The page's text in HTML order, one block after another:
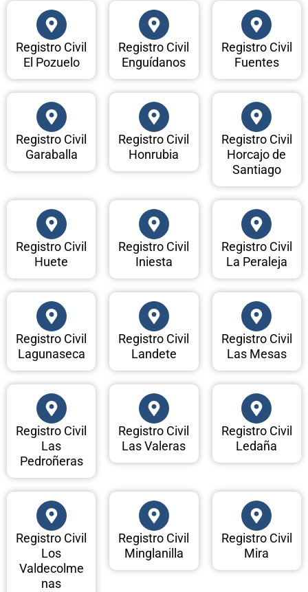
Registro Civil
El Pozuelo
Registro Civil
Enguídanos
Registro Civil
Fuentes
Registro Civil
Garaballa
Registro Civil
Honrubia
Registro Civil
Horcajo de
Santiago
Registro Civil
Huete
Registro Civil
Iniesta
Registro Civil
La Peraleja
Registro Civil
Lagunaseca
Registro Civil
Landete
Registro Civil
Las Mesas
Registro Civil
Las
Pedroñeras
Registro Civil
Las Valeras
Registro Civil
Ledaña
Registro Civil
Los
Valdecolme
nas
Registro Civil
Minglanilla
Registro Civil
Mira